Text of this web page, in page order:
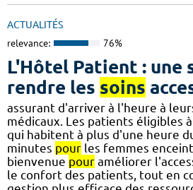
ACTUALITÉS
relevance: 76%
L'Hôtel Patient : une
rendre les soins
assurant d'arriver à l'heure à
médicaux. Les patients éligibles
qui habitent à plus d'une heure
minutes pour les femmes
bienvenue pour améliorer
le confort des patients, tout en